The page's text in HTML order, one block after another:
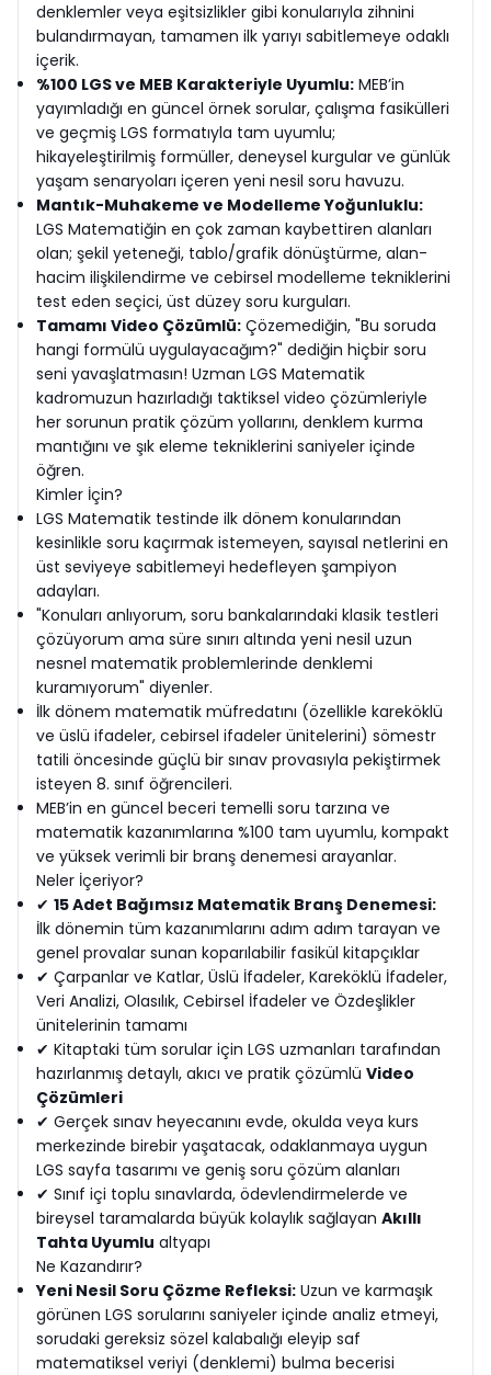
denklemler veya eşitsizlikler gibi konularıyla zihnini
bulandırmayan, tamamen ilk yarıyı sabitlemeye odaklı
içerik.
%100 LGS ve MEB Karakteriyle Uyumlu: MEB’in
yayımladığı en güncel örnek sorular, çalışma fasikülleri
ve geçmiş LGS formatıyla tam uyumlu;
hikayeleştirilmiş formüller, deneysel kurgular ve günlük
yaşam senaryoları içeren yeni nesil soru havuzu.
Mantık-Muhakeme ve Modelleme Yoğunluklu:
LGS Matematiğin en çok zaman kaybettiren alanları
olan; şekil yeteneği, tablo/grafik dönüştürme, alan-
hacim ilişkilendirme ve cebirsel modelleme tekniklerini
test eden seçici, üst düzey soru kurguları.
Tamamı Video Çözümlü: Çözemediğin, "Bu soruda
hangi formülü uygulayacağım?" dediğin hiçbir soru
seni yavaşlatmasın! Uzman LGS Matematik
kadromuzun hazırladığı taktiksel video çözümleriyle
her sorunun pratik çözüm yollarını, denklem kurma
mantığını ve şık eleme tekniklerini saniyeler içinde
öğren.
Kimler İçin?
LGS Matematik testinde ilk dönem konularından
kesinlikle soru kaçırmak istemeyen, sayısal netlerini en
üst seviyeye sabitlemeyi hedefleyen şampiyon
adayları.
"Konuları anlıyorum, soru bankalarındaki klasik testleri
çözüyorum ama süre sınırı altında yeni nesil uzun
nesnel matematik problemlerinde denklemi
kuramıyorum" diyenler.
İlk dönem matematik müfredatını (özellikle kareköklü
ve üslü ifadeler, cebirsel ifadeler ünitelerini) sömestr
tatili öncesinde güçlü bir sınav provasıyla pekiştirmek
isteyen 8. sınıf öğrencileri.
MEB’in en güncel beceri temelli soru tarzına ve
matematik kazanımlarına %100 tam uyumlu, kompakt
ve yüksek verimli bir branş denemesi arayanlar.
Neler İçeriyor?
✔ 15 Adet Bağımsız Matematik Branş Denemesi:
İlk dönemin tüm kazanımlarını adım adım tarayan ve
genel provalar sunan koparılabilir fasikül kitapçıklar
✔ Çarpanlar ve Katlar, Üslü İfadeler, Kareköklü İfadeler,
Veri Analizi, Olasılık, Cebirsel İfadeler ve Özdeşlikler
ünitelerinin tamamı
✔ Kitaptaki tüm sorular için LGS uzmanları tarafından
hazırlanmış detaylı, akıcı ve pratik çözümlü Video
Çözümleri
✔ Gerçek sınav heyecanını evde, okulda veya kurs
merkezinde birebir yaşatacak, odaklanmaya uygun
LGS sayfa tasarımı ve geniş soru çözüm alanları
✔ Sınıf içi toplu sınavlarda, ödevlendirmelerde ve
bireysel taramalarda büyük kolaylık sağlayan Akıllı
Tahta Uyumlu altyapı
Ne Kazandırır?
Yeni Nesil Soru Çözme Refleksi: Uzun ve karmaşık
görünen LGS sorularını saniyeler içinde analiz etmeyi,
sorudaki gereksiz sözel kalabalığı eleyip saf
matematiksel veriyi (denklemi) bulma becerisi